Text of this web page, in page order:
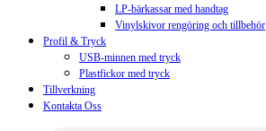
LP-bärkassar med handtag
Vinylskivor rengöring och tillbehör
Profil & Tryck
USB-minnen med tryck
Plastfickor med tryck
Tillverkning
Kontakta Oss